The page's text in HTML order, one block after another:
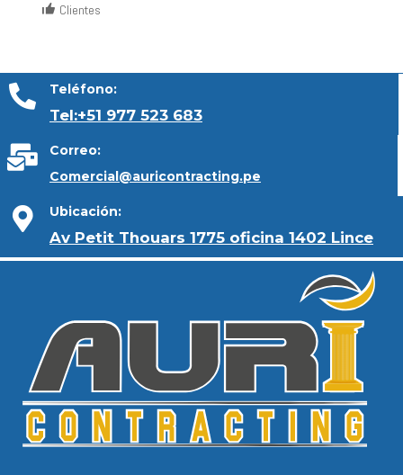
Clientes
Teléfono:
Tel:+51 977 523 683
Correo:
Comercial@auricontracting.pe
Ubicación:
Av Petit Thouars 1775 oficina 1402 Lince